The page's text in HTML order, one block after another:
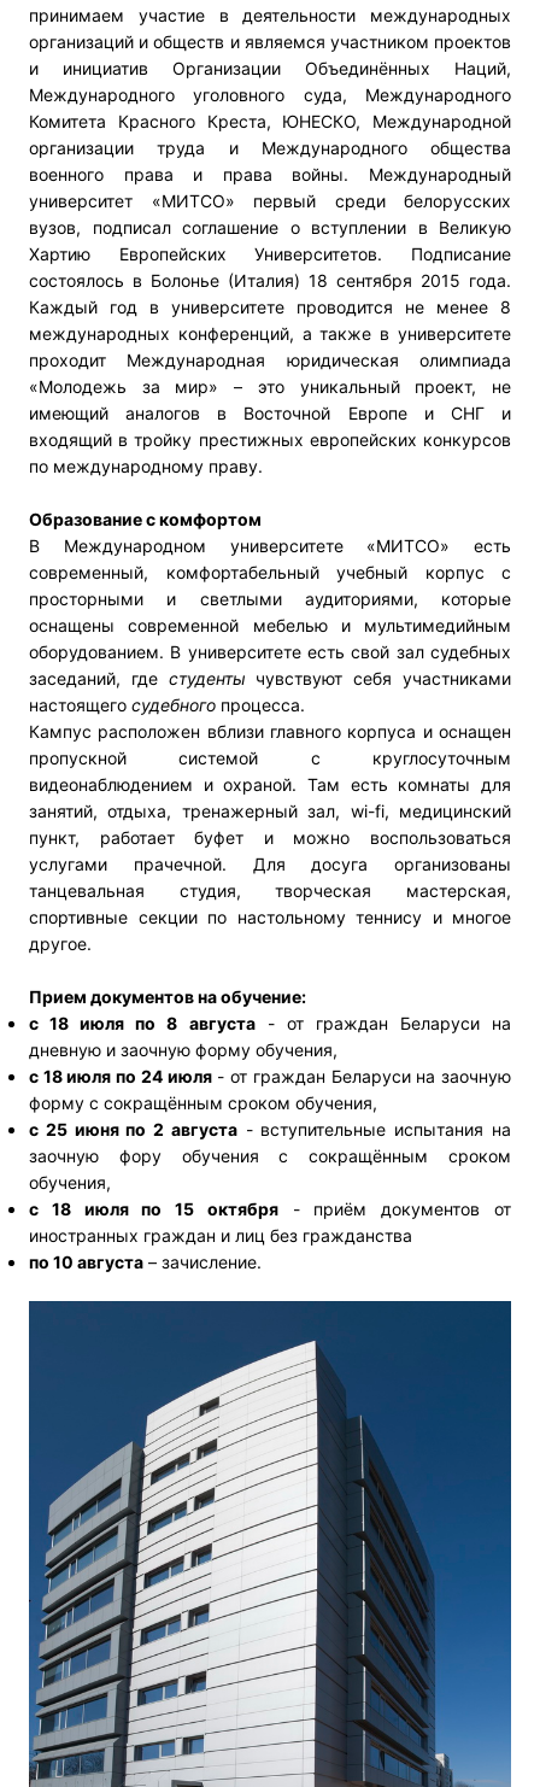
принимаем участие в деятельности международных
организаций и обществ и являемся участником проектов
и инициатив Организации Объединённых Наций,
Международного уголовного суда, Международного
Комитета Красного Креста, ЮНЕСКО, Международной
организации труда и Международного общества
военного права и права войны. Международный
университет «МИТСО» первый среди белорусских
вузов, подписал соглашение о вступлении в Великую
Хартию Европейских Университетов. Подписание
состоялось в Болонье (Италия) 18 сентября 2015 года.
Каждый год в университете проводится не менее 8
международных конференций, а также в университете
проходит Международная юридическая олимпиада
«Молодежь за мир» – это уникальный проект, не
имеющий аналогов в Восточной Европе и СНГ и
входящий в тройку престижных европейских конкурсов
по международному праву.
Образование с комфортом
В Международном университете «МИТСО» есть
современный, комфортабельный учебный корпус с
просторными и светлыми аудиториями, которые
оснащены современной мебелью и мультимедийным
оборудованием. В университете есть свой зал судебных
заседаний, где студенты чувствуют себя участниками
настоящего судебного процесса.
Кампус расположен вблизи главного корпуса и оснащен
пропускной системой с круглосуточным
видеонаблюдением и охраной. Там есть комнаты для
занятий, отдыха, тренажерный зал, wi-fi, медицинский
пункт, работает буфет и можно воспользоваться
услугами прачечной. Для досуга организованы
танцевальная студия, творческая мастерская,
спортивные секции по настольному теннису и многое
другое.
Прием документов на обучение:
с 18 июля по 8 августа- от граждан Беларуси на
дневную и заочную форму обучения,
с 18 июля по 24 июля- от граждан Беларуси на заочную
форму с сокращённым сроком обучения,
с 25 июня по 2 августа- вступительные испытания на
заочную фору обучения с сокращённым сроком
обучения,
с 18 июля по 15 октября- приём документов от
иностранных граждан и лиц без гражданства
по 10 августа – зачисление.